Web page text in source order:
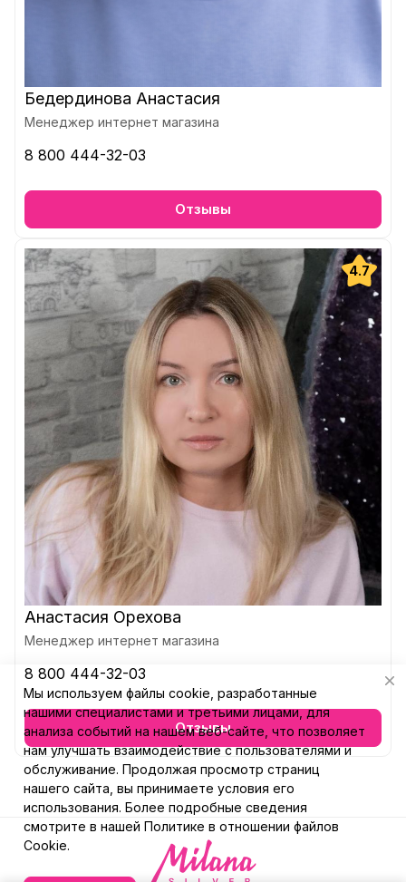
Бедердинова Анастасия
Менеджер интернет магазина
8 800 444-32-03
Отзывы
4.7
Анастасия Орехова
Менеджер интернет магазина
8 800 444-32-03
Отзывы
Мы используем файлы cookie, разработанные
нашими специалистами и третьими лицами, для
анализа событий на нашем веб-сайте, что позволяет
нам улучшать взаимодействие с пользователями и
обслуживание. Продолжая просмотр страниц
нашего сайта, вы принимаете условия его
использования. Более подробные сведения
смотрите в нашей Политике в отношении файлов
Cookie.